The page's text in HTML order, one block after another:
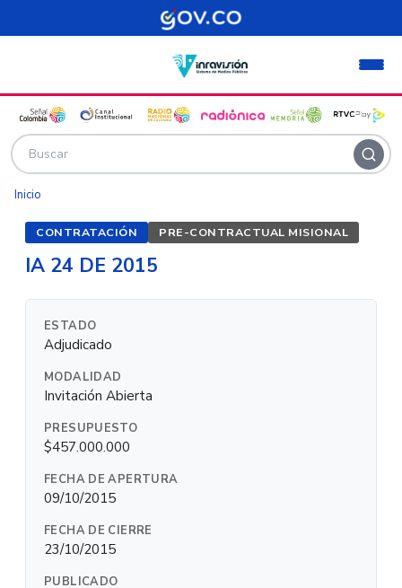
Pasar al contenido principal
Inicio
CONTRATACIÓN PRE-CONTRACTUAL MISIONAL
IA 24 DE 2015
ESTADO
Adjudicado
MODALIDAD
Invitación Abierta
PRESUPUESTO
$457.000.000
FECHA DE APERTURA
09/10/2015
FECHA DE CIERRE
23/10/2015
PUBLICADO